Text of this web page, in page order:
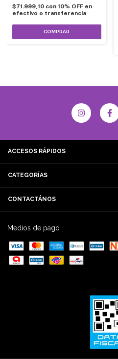
$71.999,10 con 10% OFF en
efectivo o transferencia
ACCESOS RÁPIDOS
CATEGORÍAS
CONTACTÁNOS
Medios de pago